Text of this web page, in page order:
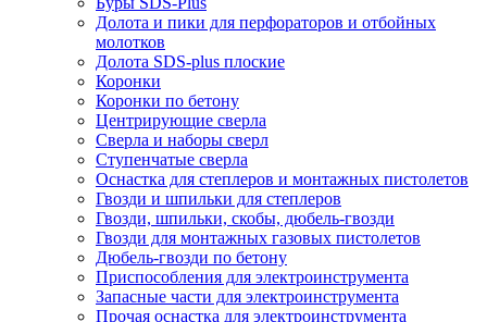
Долота и пики для перфораторов и отбойных
молотков
Долота SDS-plus плоские
Коронки
Коронки по бетону
Центрирующие сверла
Сверла и наборы сверл
Ступенчатые сверла
Оснастка для степлеров и монтажных пистолетов
Гвозди и шпильки для степлеров
Гвозди, шпильки, скобы, дюбель-гвозди
Гвозди для монтажных газовых пистолетов
Дюбель-гвозди по бетону
Приспособления для электроинструмента
Запасные части для электроинструмента
Прочая оснастка для электроинструмента